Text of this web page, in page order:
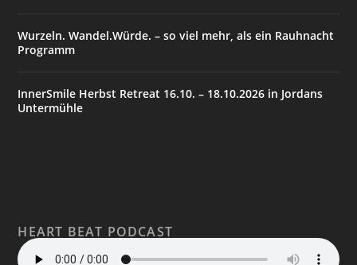
Wurzeln. Wandel.Würde. – so viel mehr, als ein Rauhnacht
Programm
InnerSmile Herbst Retreat 16.10. – 18.10.2026 in Jordans
Untermühle
HEART BEAT PODCAST